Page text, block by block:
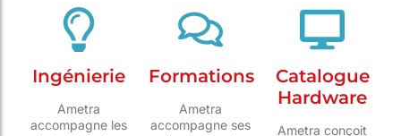
Ingénierie
Ametra
accompagne les
Formations
Ametra
accompagne ses
Catalogue
Hardware
Ametra conçoit